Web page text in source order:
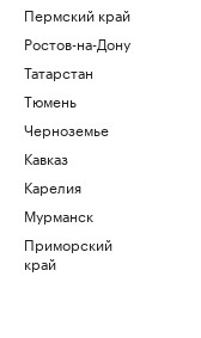
Пермский край
Ростов-на-Дону
Татарстан
Тюмень
Черноземье
Кавказ
Карелия
Мурманск
Приморский
край